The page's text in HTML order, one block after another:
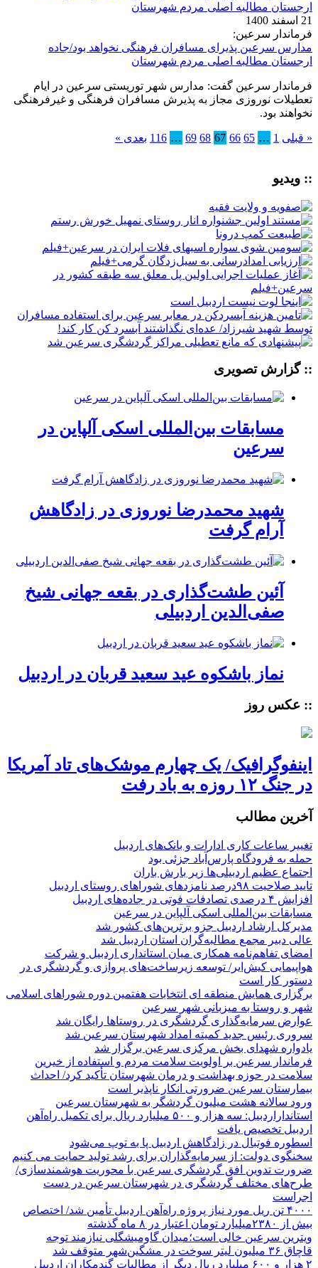
21 اسفند 1400
فرماندار سرعین:
مدارس سرعین پذیرای مسافران فرهنگی نخواهد بود/جاده
ارجستان مطالبه اصلی مردم شهرستان
فرماندار سرعین گفت: مدارس شهر توریستی سرعین در ایام
تعطیلات نوروزی مجاز به پذیرش مسافران فرهنگی و غیرفرهنگی
نخواهند بود.
« قبلی 1
…
65
66
67
68
69
…
116 بعدی »
:: ویدیو
:: گزارش تصویری
مسابقات بین‌المللی اسکی آلپاین در
سرعین
شهید محمدرضا نوروزی در زادگاهش
آرام گرفت
آئین طشت‌گذاری در بقعه جهانی شیخ
صفی‌الدین اردبیلی
نماز باشکوه عید سعید قربان در اردبیل
:: عکس روز
اینفوگرافیک/ یک چهارم موشک‌های تاد آمریکا
در جنگ ۱۲ روزه به باد رفت
آخرین مطالب
تغییر ساعات کاری ادارات و بانک‌های اردبیل
حمله به فرودگاه پارس‌‌آباد جزئی بود
اجتماع عظیم اردبیلی‌ها زیر بارش باران
تایید صلاحیت ۹۸درصد نامزدهای شوراهای روستای اردبیل
افزایش ۴ درصدی تصادفات فوتی در جاده‌های اردبیل
مسابقات بین‌المللی اسکی آلپاین در سرعین
مدیرکل ارشاد اردبیل جزو برترین‌های کشور شد
عالی دبیر مجمع مطالبه‌گران استان اردبیل شد
امضای تفاهم‌نامه همکاری میان استانداری اردبیل و شرکت
هواپیمایی کیش‌ایر/ توسعه زیرساخت‌های پروازی و گردشگری در
دستور کار است
برگزاری همایش منطقه ای انتخابات هفتمین دوره شوراهای اسلامی
شهر و روستا به میزبانی شهر سرعین
عوارض سرمایه‌گذاری گردشگری در روستاها رایگان شد
سروری رئیس جدید کمیته امداد شهرستان سرعین شد
یادواره شهدای بخش مرکزی سرعین برگزار شد
فرماندار سرعین بر اولویت سلامت مردم و استفاده از خیرین
سلامت در حوزه بهداشت و درمان شهرستان تأکید کرد/ احداث
بیمارستان سرعین ضرورتی انکار ناپذیر است
ورود سالانه هشت میلیون گردشگر به شهرستان سرعین
استانداراردبیل: سه هزار و ۵۰۰ میلیارد ریال برای تکمیل راه‌آهن
اردبیل تخصیص یافت
اسطوره فوتبال در زادگاهش اردبیل پا به توپ می‌شود
سخنگوی دولت: از سرمایه‌گذاران برای رشد تولید حمایت می کنیم
ضرورت تدوین افق گردشگری سرعین با محوریت هوشمندسازی/
طرح‌های مختلف گردشگری در شهرستان سرعین در دست
اجراست
۴۰۰۰ تن ریل مورد نیاز پروژه راه‌آهن اردبیل تأمین شد/ اختصاص
بیش از ۲۳۸۰میلیارد تومان اعتبار در ۸ ماه گذشته
ویترین سرعین خالی است؛میدان گاومیشگلی نیازمند توجه
قاچاق ۳۶ میلیون لیتر سوخت در مشگین‌شهر متوقف شد
۲ هزار و ۶۰۰‌ میلیارد ریال دیگر از مطالبات گندمکاران اردبیل